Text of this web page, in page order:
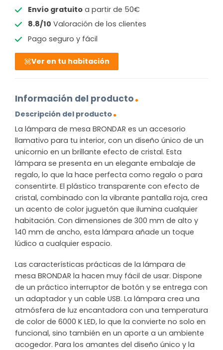
Envío gratuitoa partir de 50€
8.8/10 Valoración de los clientes
Pago seguro y fácil
Ver en tu habitación
Información del producto
Descripción del producto
La lámpara de mesa BRONDAR es un accesorio
llamativo para tu interior, con un diseño único de un
unicornio en un brillante efecto de cristal. Esta
lámpara se presenta en un elegante embalaje de
regalo, lo que la hace perfecta como regalo o para
consentirte. El plástico transparente con efecto de
cristal, combinado con la vibrante pantalla roja, crea
un acento de color juguetón que ilumina cualquier
habitación. Con dimensiones de 300 mm de alto y
140 mm de ancho, esta lámpara añade un toque
lúdico a cualquier espacio.
Las características prácticas de la lámpara de
mesa BRONDAR la hacen muy fácil de usar. Dispone
de un práctico interruptor de botón y se entrega con
un adaptador y un cable USB. La lámpara crea una
atmósfera de luz encantadora con una temperatura
de color de 6000 K LED, lo que la convierte no solo en
funcional, sino también en un aporte a un ambiente
acogedor. Para los amantes del diseño único y la